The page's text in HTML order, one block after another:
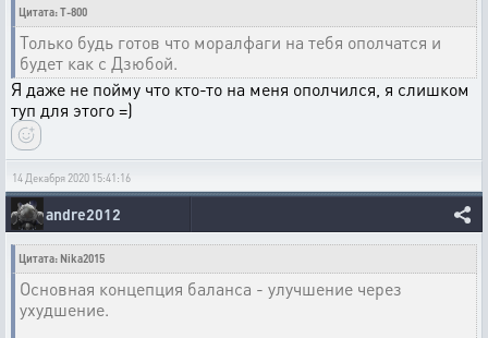
Цитата: T-800
Только будь готов что моралфаги на тебя ополчатся и
будет как с Дзюбой.
Я даже не пойму что кто-то на меня ополчился, я слишком
туп для этого =)
14 Декабря 2020 15:41:16
andre2012
Цитата: Nika2015
Основная концепция баланса - улучшение через
ухудшение.